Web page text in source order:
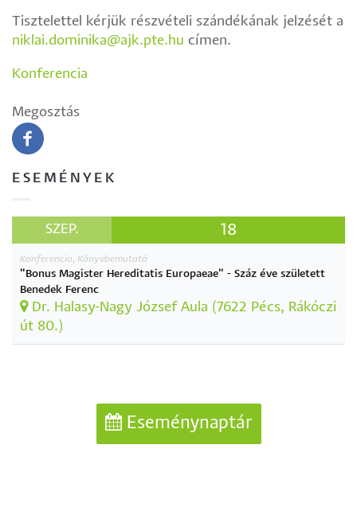
Tisztelettel kérjük részvételi szándékának jelzését a
niklai.dominika@ajk.pte.hu címen.
Konferencia
Megosztás
ESEMÉNYEK
SZEP. 18
Konferencia, Könyvbemutató
"Bonus Magister Hereditatis Europaeae" - Száz éve született
Benedek Ferenc
Dr. Halasy-Nagy József Aula (7622 Pécs, Rákóczi
út 80.)
Eseménynaptár